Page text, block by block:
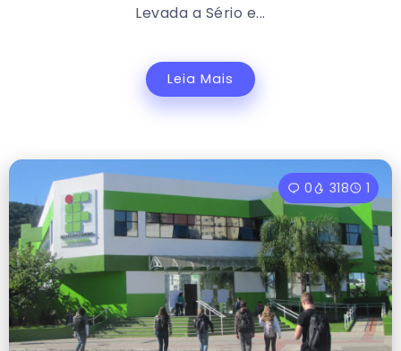
Levada a Sério e...
Leia Mais
0 318 1